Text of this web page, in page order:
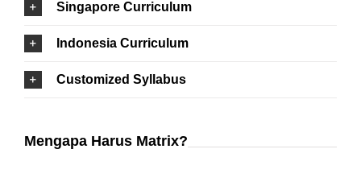
Singapore Curriculum
Indonesia Curriculum
Customized Syllabus
Mengapa Harus Matrix?